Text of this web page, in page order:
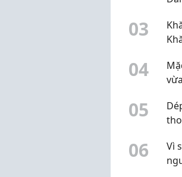
03
04
05
06
Vì